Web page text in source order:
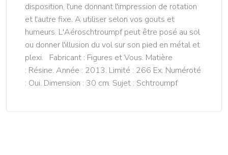
disposition, l'une donnant l'impression de rotation
et l'autre fixe. A utiliser selon vos gouts et
humeurs. L'Aéroschtroumpf peut être posé au sol
ou donner l'illusion du vol sur son pied en métal et
plexi. Fabricant : Figures et Vous. Matière
: Résine. Année : 2013. Limité : 266 Ex. Numéroté
: Oui. Dimension : 30 cm. Sujet : Schtroumpf